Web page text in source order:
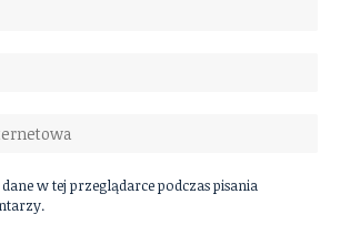
w tej przeglądarce podczas pisania